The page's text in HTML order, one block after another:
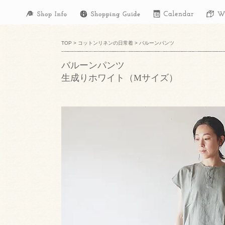
TOP > コットンリネンの日常着 > バルーンパンツ
バルーンパンツ
生成りホワイト（Mサイズ）